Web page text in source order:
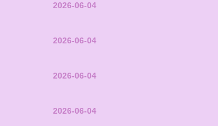
2026-06-04
2026-06-04
2026-06-04
2026-06-04